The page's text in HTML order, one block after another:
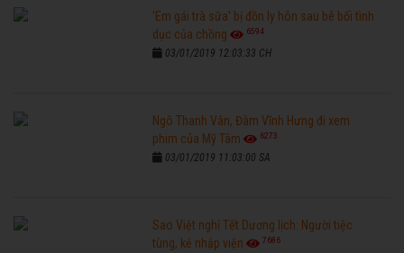
'Em gái trà sữa' bị đồn ly hôn sau bê bối tình
dục của chồng
6594
03/01/2019 12:03:33 CH
Ngô Thanh Vân, Đàm Vĩnh Hưng đi xem
phim của Mỹ Tâm
6273
03/01/2019 11:03:00 SA
Sao Việt nghỉ Tết Dương lịch: Người tiệc
tùng, kẻ nhập viện
7686